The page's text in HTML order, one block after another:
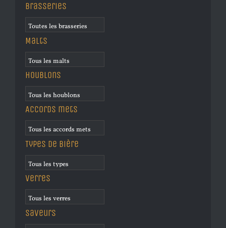
Brasseries
Malts
Houblons
Accords mets
Types de bière
Verres
Saveurs